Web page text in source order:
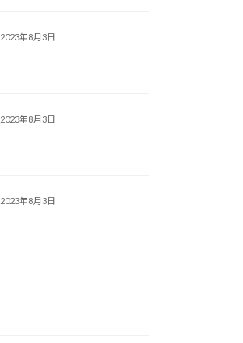
2023年8月3日
2023年8月3日
2023年8月3日